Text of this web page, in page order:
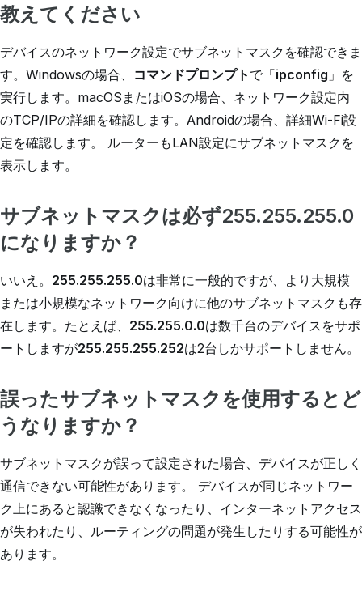
教えてください
デバイスのネットワーク設定でサブネットマスクを確認できま
す。Windowsの場合、
コマンドプロンプト で「ipconfig 」を
実行します。macOSまたはiOSの場合、ネットワーク設定内
のTCP/IPの詳細を確認します。Androidの場合、詳細Wi-Fi設
定を確認します。 ルーターもLAN設定にサブネットマスクを
表示します。
サブネットマスクは必ず255.255.255.0
になりますか？
いいえ。 255.255.255.0は非常に一般的ですが、より大規模
または小規模なネットワーク向けに他のサブネットマスクも存
在します。たとえば、 255.255.0.0は数千台のデバイスをサポ
ートしますが255.255.255.252は2台しかサポートしません。
誤ったサブネットマスクを使用するとど
うなりますか？
サブネットマスクが誤って設定された場合、デバイスが正しく
通信できない可能性があります。 デバイスが同じネットワー
ク上にあると認識できなくなったり、インターネットアクセス
が失われたり、ルーティングの問題が発生したりする可能性が
あります。